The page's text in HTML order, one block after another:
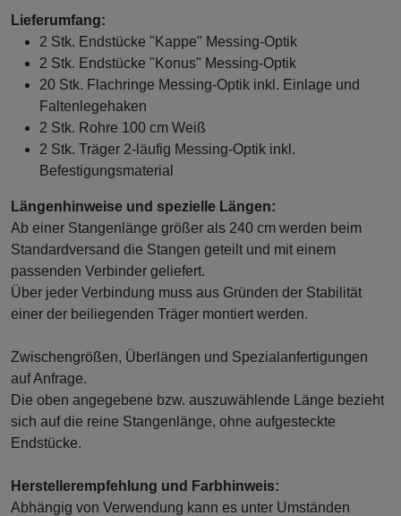
Lieferumfang:
2 Stk. Endstücke "Kappe" Messing-Optik
2 Stk. Endstücke "Konus" Messing-Optik
20 Stk. Flachringe Messing-Optik inkl. Einlage und
Faltenlegehaken
2 Stk. Rohre 100 cm Weiß
2 Stk. Träger 2-läufig Messing-Optik inkl.
Befestigungsmaterial
Längenhinweise und spezielle Längen:
Ab einer Stangenlänge größer als 240 cm werden beim
Standardversand die Stangen geteilt und mit einem
passenden Verbinder geliefert.
Über jeder Verbindung muss aus Gründen der Stabilität
einer der beiliegenden Träger montiert werden.
Zwischengrößen, Überlängen und Spezialanfertigungen
auf Anfrage.
Die oben angegebene bzw. auszuwählende Länge bezieht
sich auf die reine Stangenlänge, ohne aufgesteckte
Endstücke.
Herstellerempfehlung und Farbhinweis:
Abhängig von Verwendung kann es unter Umständen